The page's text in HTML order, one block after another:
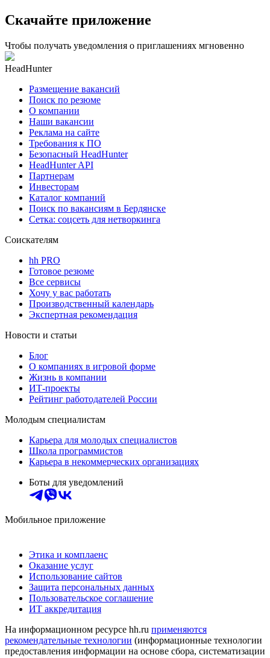
Скачайте приложение
Чтобы получать уведомления о приглашениях мгновенно
HeadHunter
Размещение вакансий
Поиск по резюме
О компании
Наши вакансии
Реклама на сайте
Требования к ПО
Безопасный HeadHunter
HeadHunter API
Партнерам
Инвесторам
Каталог компаний
Поиск по вакансиям в Бердянске
Сетка: соцсеть для нетворкинга
Соискателям
hh PRO
Готовое резюме
Все сервисы
Хочу у вас работать
Производственный календарь
Экспертная рекомендация
Новости и статьи
Блог
О компаниях в игровой форме
Жизнь в компании
ИТ-проекты
Рейтинг работодателей России
Молодым специалистам
Карьера для молодых специалистов
Школа программистов
Карьера в некоммерческих организациях
Боты для уведомлений
Мобильное приложение
Этика и комплаенс
Оказание услуг
Использование сайтов
Защита персональных данных
Пользовательское соглашение
ИТ аккредитация
На информационном ресурсе hh.ru применяются
рекомендательные технологии (информационные технологии
предоставления информации на основе сбора, систематизации